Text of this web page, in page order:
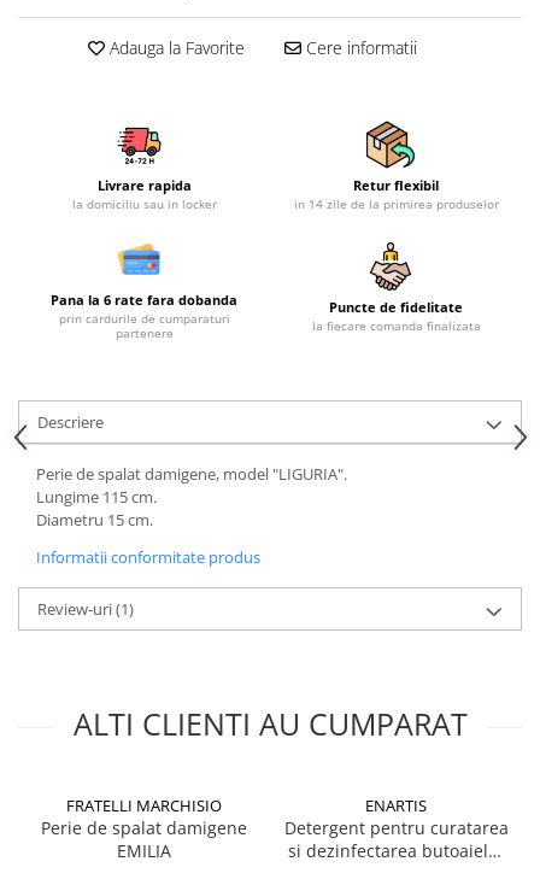
Depozitare gradina
Echipamente curatenie
Aspiratoare
Masini de maturat
Suflante & Aspiratoare frunze
Accesorii echipamente curatenie
Dispozitive de imprastiat si
semanat
Unelte taiat
Lopeti pentru zapada
Roabe si carucioare
Sere si solarii
Alte unelte de gradinarit
Manusi de lucru
Electrice si Iluminat
Sisteme fotovoltaice
Adauga la Favorite Cere informatii
Livrare rapida
la domiciliu sau in locker
Retur flexibil
in 14 zile de la primirea produselor
Pana la 6 rate fara dobanda
prin cardurile de cumparaturi
partenere
Puncte de fidelitate
la fiecare comanda finalizata
Descriere
Perie de spalat damigene, model "LIGURIA".
Lungime 115 cm.
Diametru 15 cm.
Informatii conformitate produs
Review-uri(1)
ALTI CLIENTI AU CUMPARAT
FRATELLI MARCHISIO
Perie de spalat damigene
EMILIA
ENARTIS
Detergent pentru curatarea
si dezinfectarea butoaielor